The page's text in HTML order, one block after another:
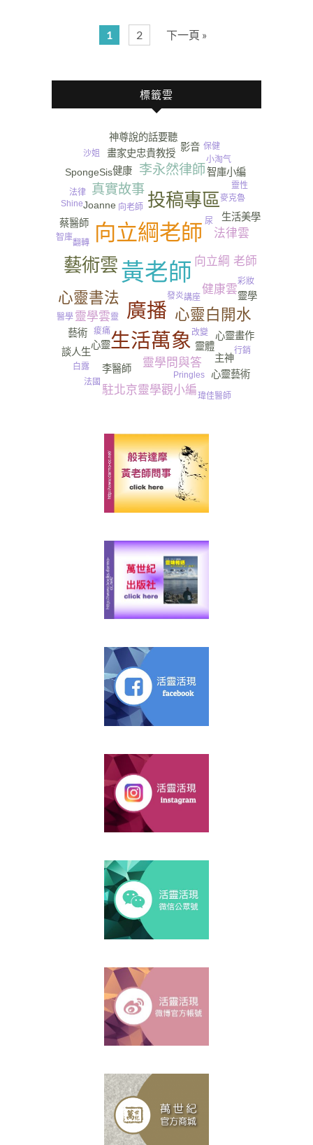
1 2 下一頁 »
標籤雲
黃老師
向立綱老師
廣播
生活萬象
投稿專區
藝術雲
心靈白開水
心靈書法
李永然律師
真實故事
健康雲
靈學問與答
駐北京靈學觀小編
靈學雲
向立綱 老師
法律雲
心靈
李醫師
靈體
畫家史忠貴教授
Joanne
神尊說的話要聽
靈學
蔡醫師
心靈畫作
SpongeSis
主神
影音
談人生
生活美學
健康
藝術
智庫小編
心靈藝術
保健
白露
翻轉
沙姐
醫學
瑋佳醫師
講座
法律
麥克魯
小淘气
向老師
彩妝
Shine
智庫
改變
法國
靈
靈性
痠痛
行銷
發炎
Pringles
尿